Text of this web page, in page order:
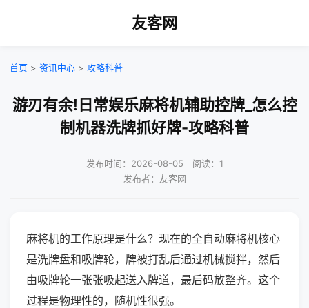
友客网
首页 > 资讯中心 > 攻略科普
游刃有余!日常娱乐麻将机辅助控牌_怎么控
制机器洗牌抓好牌-攻略科普
发布时间：2026-08-05｜阅读：1
发布者：友客网
麻将机的工作原理是什么？现在的全自动麻将机核心
是洗牌盘和吸牌轮，牌被打乱后通过机械搅拌，然后
由吸牌轮一张张吸起送入牌道，最后码放整齐。这个
过程是物理性的，随机性很强。